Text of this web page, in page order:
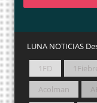
LUNA NOTICIAS
1FD
Acolman